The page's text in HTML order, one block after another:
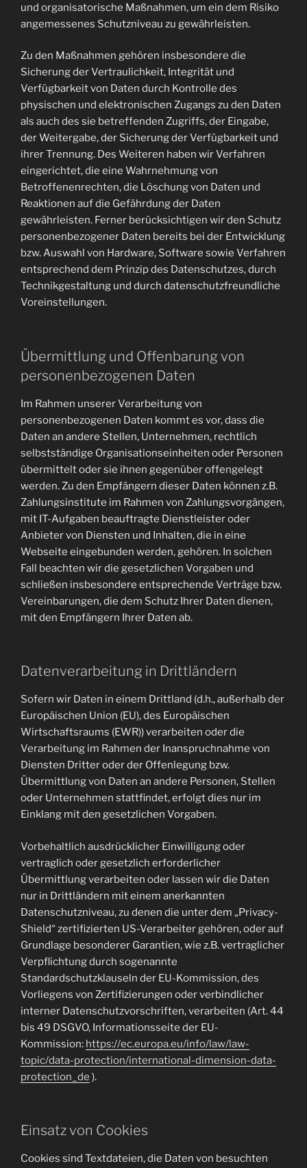
und organisatorische Maßnahmen, um ein dem Risiko
angemessenes Schutzniveau zu gewährleisten.
Zu den Maßnahmen gehören insbesondere die
Sicherung der Vertraulichkeit, Integrität und
Verfügbarkeit von Daten durch Kontrolle des
physischen und elektronischen Zugangs zu den Daten
als auch des sie betreffenden Zugriffs, der Eingabe,
der Weitergabe, der Sicherung der Verfügbarkeit und
ihrer Trennung. Des Weiteren haben wir Verfahren
eingerichtet, die eine Wahrnehmung von
Betroffenenrechten, die Löschung von Daten und
Reaktionen auf die Gefährdung der Daten
gewährleisten. Ferner berücksichtigen wir den Schutz
personenbezogener Daten bereits bei der Entwicklung
bzw. Auswahl von Hardware, Software sowie Verfahren
entsprechend dem Prinzip des Datenschutzes, durch
Technikgestaltung und durch datenschutzfreundliche
Voreinstellungen.
Übermittlung und Offenbarung von
personenbezogenen Daten
Im Rahmen unserer Verarbeitung von
personenbezogenen Daten kommt es vor, dass die
Daten an andere Stellen, Unternehmen, rechtlich
selbstständige Organisationseinheiten oder Personen
übermittelt oder sie ihnen gegenüber offengelegt
werden. Zu den Empfängern dieser Daten können z.B.
Zahlungsinstitute im Rahmen von Zahlungsvorgängen,
mit IT-Aufgaben beauftragte Dienstleister oder
Anbieter von Diensten und Inhalten, die in eine
Webseite eingebunden werden, gehören. In solchen
Fall beachten wir die gesetzlichen Vorgaben und
schließen insbesondere entsprechende Verträge bzw.
Vereinbarungen, die dem Schutz Ihrer Daten dienen,
mit den Empfängern Ihrer Daten ab.
Datenverarbeitung in Drittländern
Sofern wir Daten in einem Drittland (d.h., außerhalb der
Europäischen Union (EU), des Europäischen
Wirtschaftsraums (EWR)) verarbeiten oder die
Verarbeitung im Rahmen der Inanspruchnahme von
Diensten Dritter oder der Offenlegung bzw.
Übermittlung von Daten an andere Personen, Stellen
oder Unternehmen stattfindet, erfolgt dies nur im
Einklang mit den gesetzlichen Vorgaben.
Vorbehaltlich ausdrücklicher Einwilligung oder
vertraglich oder gesetzlich erforderlicher
Übermittlung verarbeiten oder lassen wir die Daten
nur in Drittländern mit einem anerkannten
Datenschutzniveau, zu denen die unter dem „Privacy-
Shield“ zertifizierten US-Verarbeiter gehören, oder auf
Grundlage besonderer Garantien, wie z.B. vertraglicher
Verpflichtung durch sogenannte
Standardschutzklauseln der EU-Kommission, des
Vorliegens von Zertifizierungen oder verbindlicher
interner Datenschutzvorschriften, verarbeiten (Art. 44
bis 49 DSGVO, Informationsseite der EU-
Kommission: https://ec.europa.eu/info/law/law-
topic/data-protection/international-dimension-data-
protection_de ).
Einsatz von Cookies
Cookies sind Textdateien, die Daten von besuchten